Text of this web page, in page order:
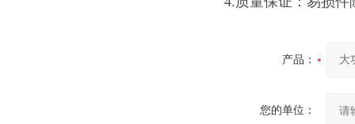
产品：
您的单位：